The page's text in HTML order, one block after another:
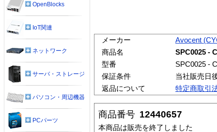
メーカー
Avocent
商品名
SPC0025 -
型番
SPC0025 -
保証条件
当社販売日
返品について
特定商取引
商品番号 12440657
本商品は販売を終了しました
OpenBlocks
IoT関連
ネットワーク
サーバ・ストレージ
パソコン・周辺機器
PCパーツ